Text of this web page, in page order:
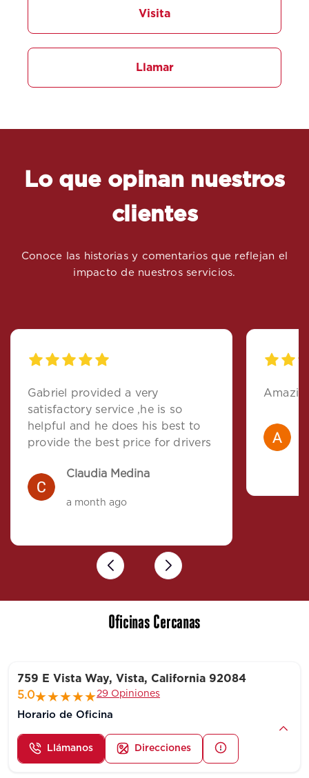
Visita
Llamar
Lo que opinan nuestros
clientes
Conoce las historias y comentarios que reflejan el
impacto de nuestros servicios.
Gabriel provided a very
satisfactory service ,he is so
helpful and he does his best to
provide the best price for drivers
Claudia Medina
a month ago
Next
Previous
Oficinas Cercanas
759 E Vista Way, Vista, California 92084
5.0
29 Opiniones
Horario de Oficina
Llámanos Direcciones